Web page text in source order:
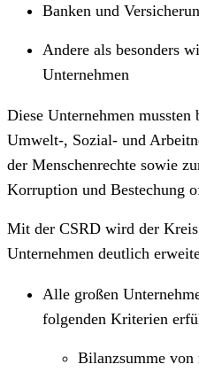
Banken und
Andere als besonders
Unternehmen
Diese Unternehmen
Umwelt-, Sozial- und
der Menschenrechte sowie
Korruption und Bestechung
Mit der CSRD wird der
Unternehmen deutlich
Alle großen
folgenden Kriterien
Bilanzsumme